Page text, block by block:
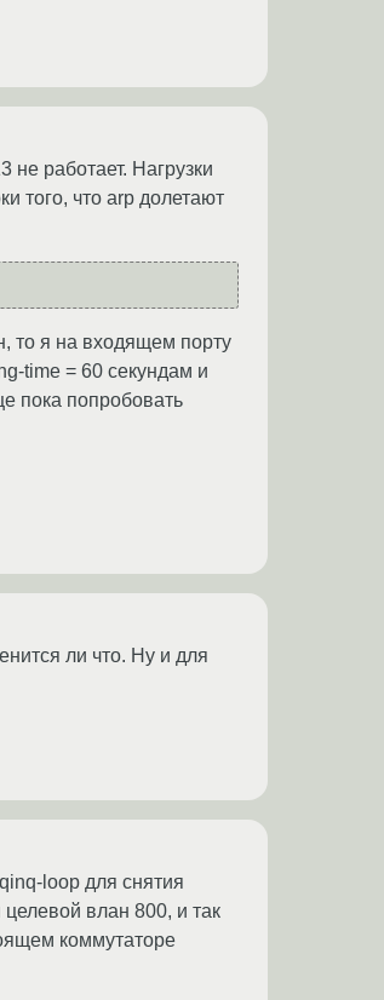
не работает. Нагрузки
того, что arp долетают
то я на входящем порту
time = 60 секундам и
пока попробовать
ли что. Ну и для
loop для снятия
влан 800, и так
коммутаторе